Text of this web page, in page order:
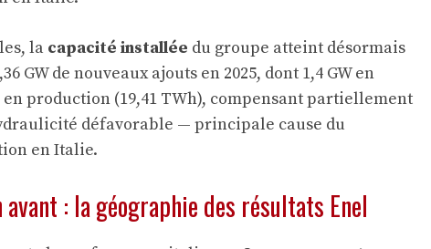
la capacité installée du groupe atteint désormais
GW de nouveaux ajouts en 2025, dont 1,4 GW en
en production (19,41 TWh), compensant partiellement
défavorable — principale cause du
en Italie.
: la géographie des résultats Enel